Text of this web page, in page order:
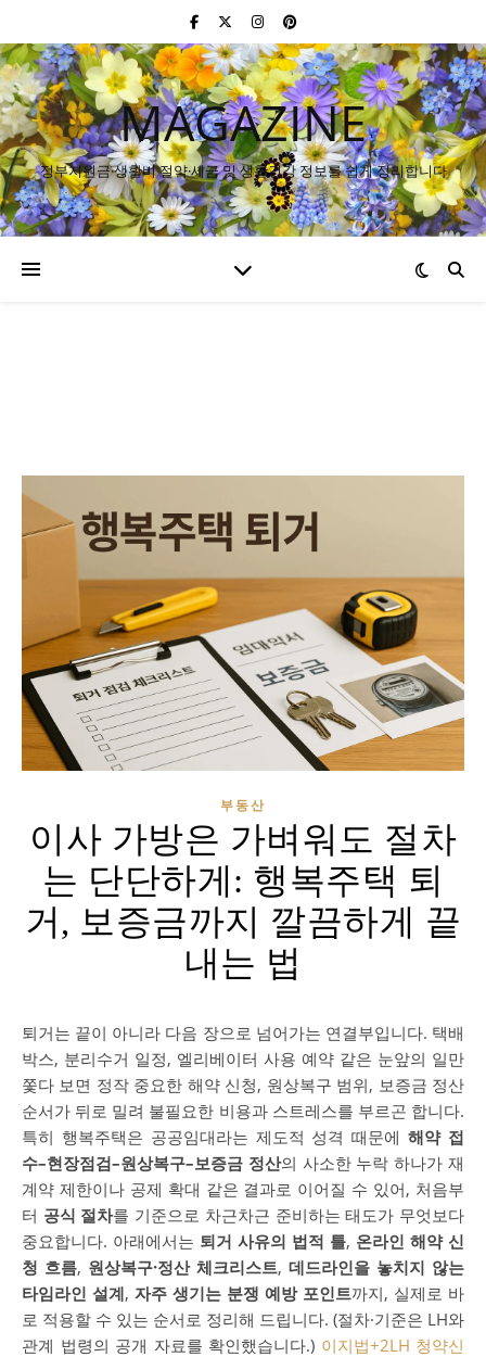
MAGAZINE
정부지원금·생활비 절약·세금 및 생활건강 정보를 쉽게 정리합니다
부동산
이사 가방은 가벼워도 절차
는 단단하게: 행복주택 퇴
거, 보증금까지 깔끔하게 끝
내는 법
퇴거는 끝이 아니라 다음 장으로 넘어가는 연결부입니다. 택배
박스, 분리수거 일정, 엘리베이터 사용 예약 같은 눈앞의 일만
쫓다 보면 정작 중요한 해약 신청, 원상복구 범위, 보증금 정산
순서가 뒤로 밀려 불필요한 비용과 스트레스를 부르곤 합니다.
특히 행복주택은 공공임대라는 제도적 성격 때문에해약 접
수–현장점검–원상복구–보증금 정산의 사소한 누락 하나가 재
계약 제한이나 공제 확대 같은 결과로 이어질 수 있어, 처음부
터 공식 절차를 기준으로 차근차근 준비하는 태도가 무엇보다
중요합니다. 아래에서는 퇴거 사유의 법적 틀, 온라인 해약 신
청 흐름, 원상복구·정산 체크리스트, 데드라인을 놓치지 않는
타임라인 설계, 자주 생기는 분쟁 예방 포인트까지, 실제로 바
로 적용할 수 있는 순서로 정리해 드립니다. (절차·기준은 LH와
관계 법령의 공개 자료를 확인했습니다.) 이지법+2LH 청약신